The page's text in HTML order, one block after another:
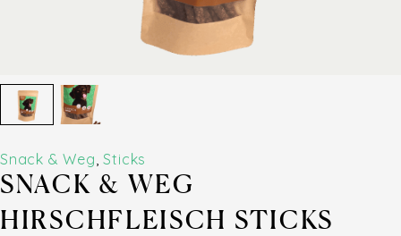
Snack & Weg ,Sticks
SNACK & WEG
HIRSCHFLEISCH STICKS